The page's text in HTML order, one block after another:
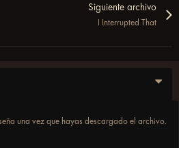
Siguiente archivo
I Interrupted That
una vez que hayas descargado el archivo.